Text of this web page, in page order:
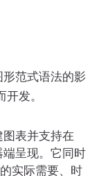
范式语法的影
发。
表并支持在
呈现。它同时
实际需要、时